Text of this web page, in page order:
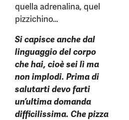
quella adrenalina, quel
pizzichino…
Si capisce anche dal
linguaggio del corpo
che hai, cioè sei lì ma
non implodi. Prima di
salutarti devo farti
un’ultima domanda
difficilissima. Che pizza